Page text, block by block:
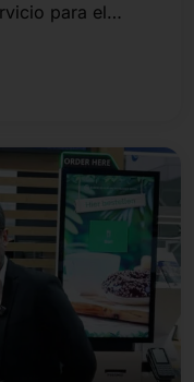
para el